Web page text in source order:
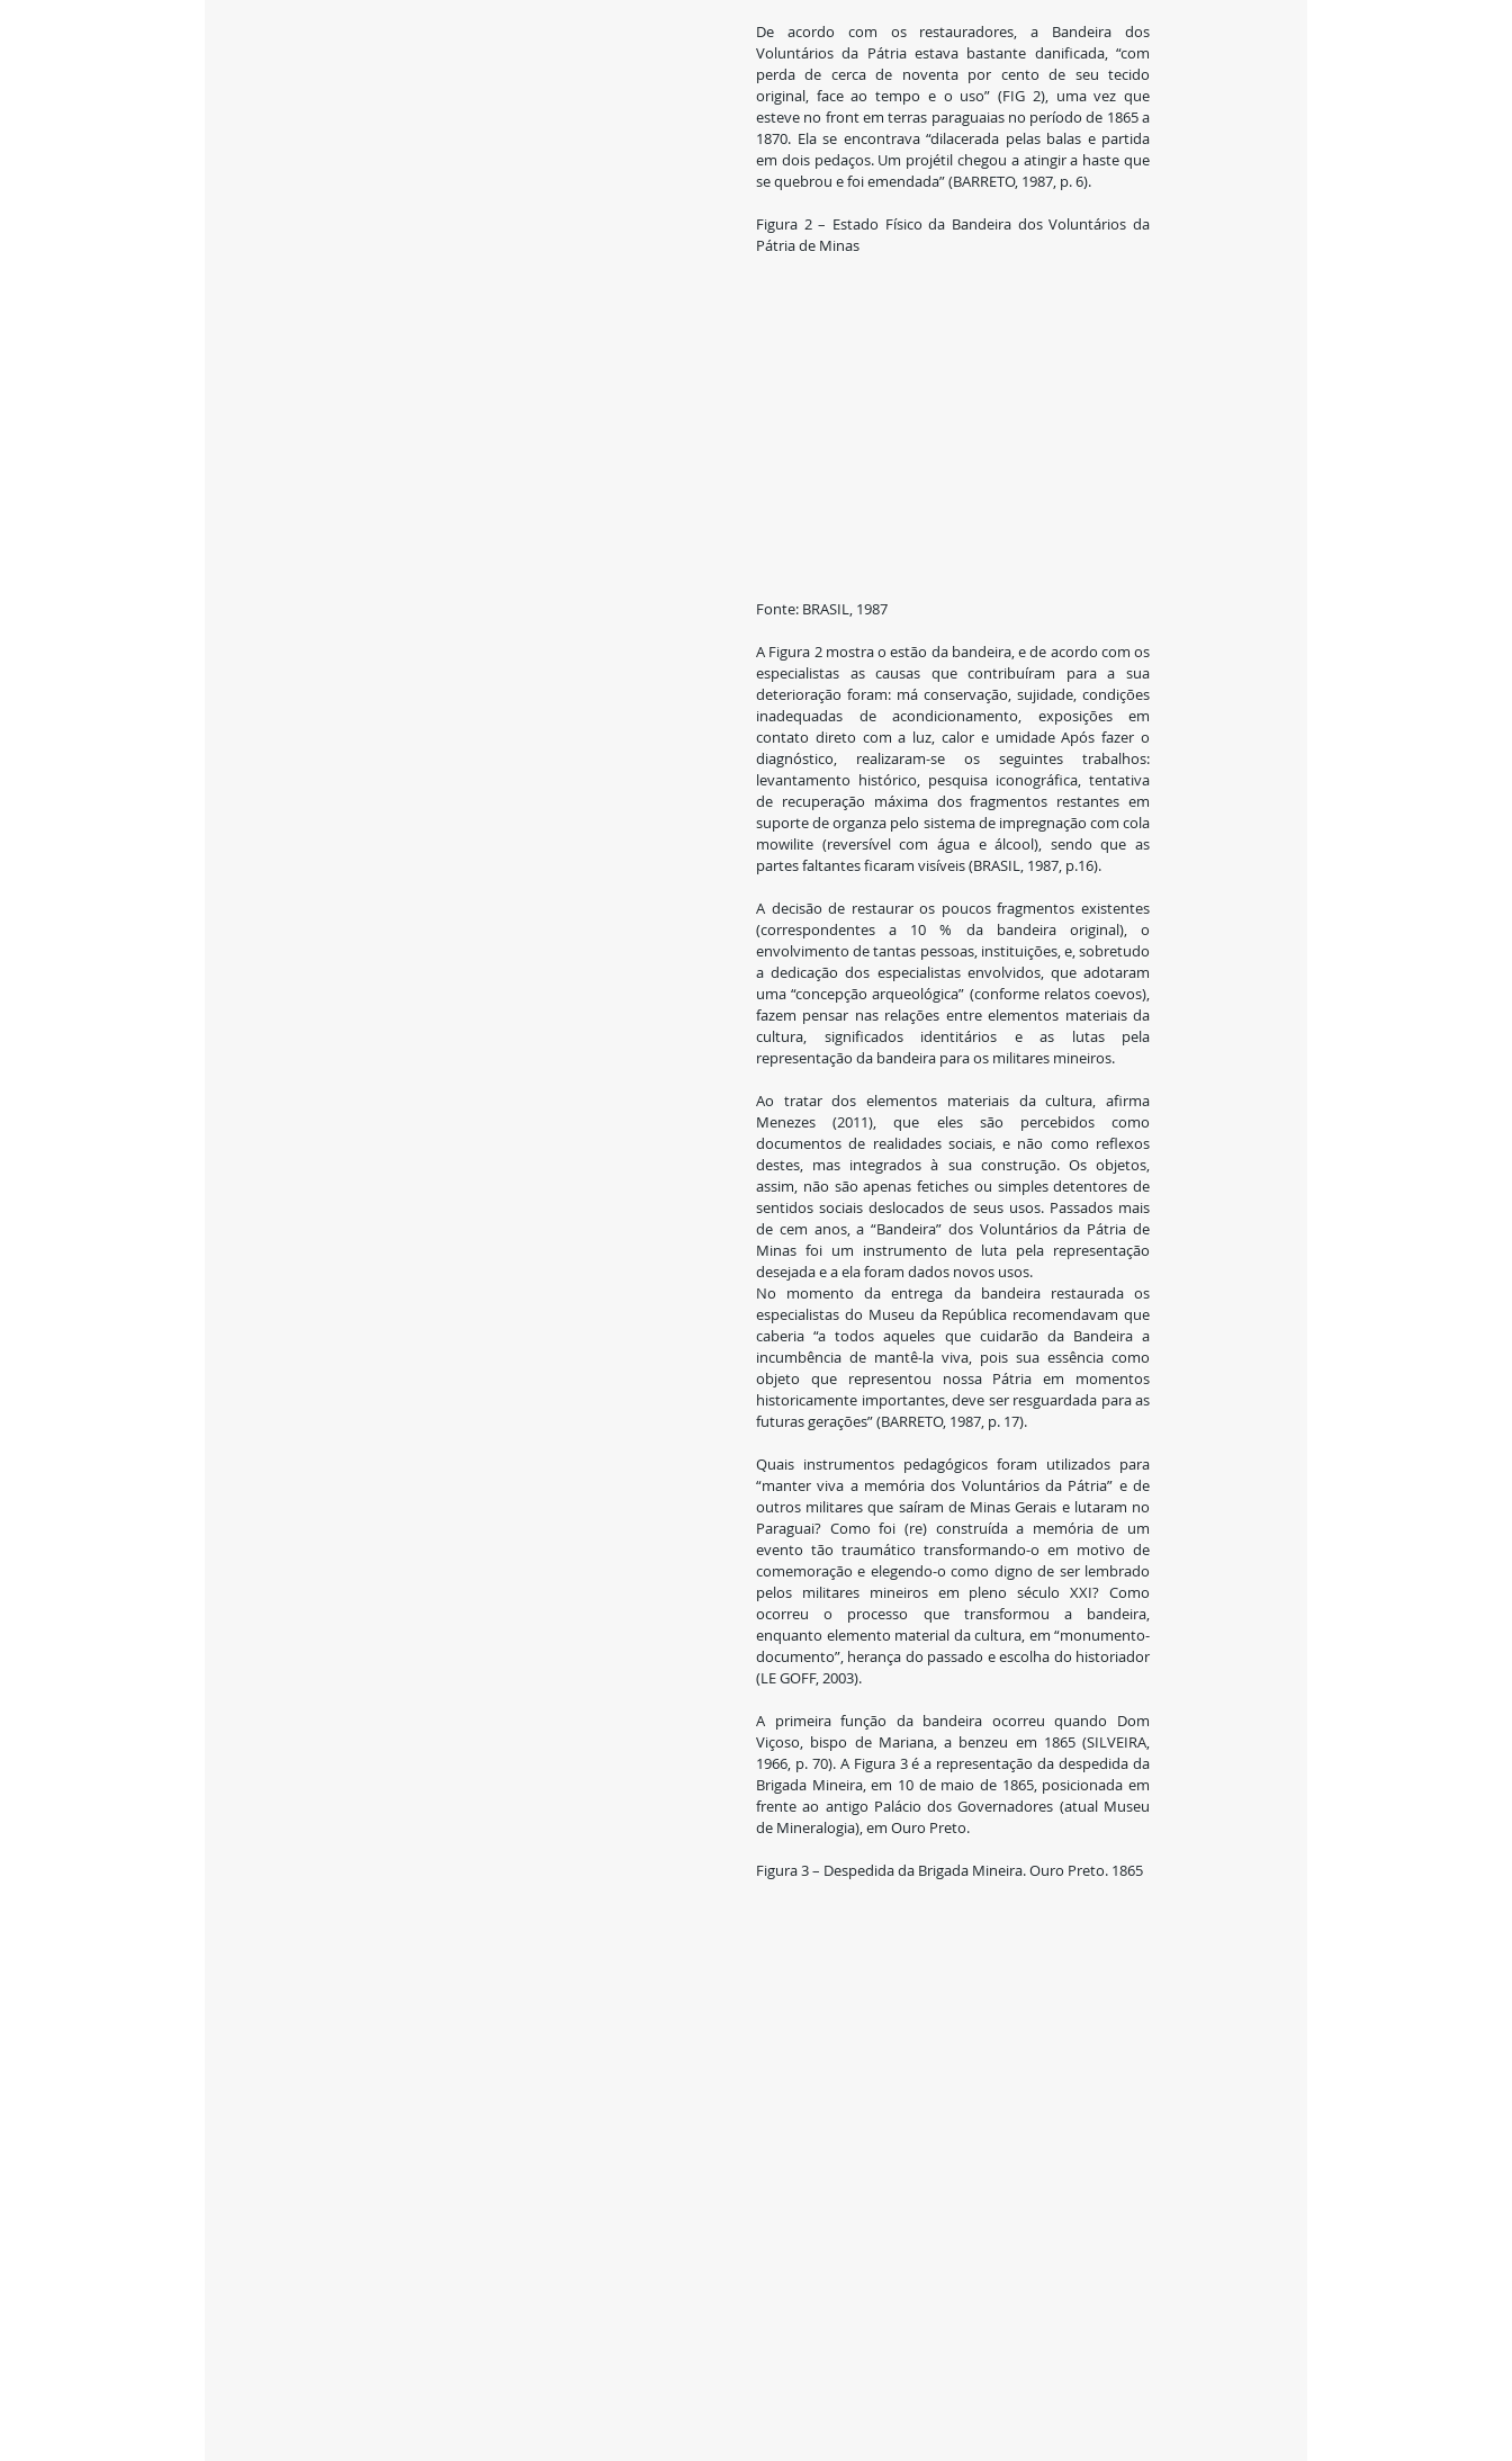
De acordo com os restauradores, a Bandeira dos
Voluntários da Pátria estava bastante danificada, “com
perda de cerca de noventa por cento de seu tecido
original, face ao tempo e o uso” (FIG 2), uma vez que
esteve no front em terras paraguaias no período de 1865 a
1870. Ela se encontrava “dilacerada pelas balas e partida
em dois pedaços. Um projétil chegou a atingir a haste que
se quebrou e foi emendada” (BARRETO, 1987, p. 6).
Figura 2 – Estado Físico da Bandeira dos Voluntários da
Pátria de Minas
Fonte: BRASIL, 1987
A Figura 2 mostra o estão da bandeira, e de acordo com os
especialistas as causas que contribuíram para a sua
deterioração foram: má conservação, sujidade, condições
inadequadas de acondicionamento, exposições em
contato direto com a luz, calor e umidade Após fazer o
diagnóstico, realizaram-se os seguintes trabalhos:
levantamento histórico, pesquisa iconográfica, tentativa
de recuperação máxima dos fragmentos restantes em
suporte de organza pelo sistema de impregnação com cola
mowilite (reversível com água e álcool), sendo que as
partes faltantes ficaram visíveis (BRASIL, 1987, p.16).
A decisão de restaurar os poucos fragmentos existentes
(correspondentes a 10 % da bandeira original), o
envolvimento de tantas pessoas, instituições, e, sobretudo
a dedicação dos especialistas envolvidos, que adotaram
uma “concepção arqueológica” (conforme relatos coevos),
fazem pensar nas relações entre elementos materiais da
cultura, significados identitários e as lutas pela
representação da bandeira para os militares mineiros.
Ao tratar dos elementos materiais da cultura, afirma
Menezes (2011), que eles são percebidos como
documentos de realidades sociais, e não como reflexos
destes, mas integrados à sua construção. Os objetos,
assim, não são apenas fetiches ou simples detentores de
sentidos sociais deslocados de seus usos. Passados mais
de cem anos, a “Bandeira” dos Voluntários da Pátria de
Minas foi um instrumento de luta pela representação
desejada e a ela foram dados novos usos.
No momento da entrega da bandeira restaurada os
especialistas do Museu da República recomendavam que
caberia “a todos aqueles que cuidarão da Bandeira a
incumbência de mantê-la viva, pois sua essência como
objeto que representou nossa Pátria em momentos
historicamente importantes, deve ser resguardada para as
futuras gerações” (BARRETO, 1987, p. 17).
Quais instrumentos pedagógicos foram utilizados para
“manter viva a memória dos Voluntários da Pátria” e de
outros militares que saíram de Minas Gerais e lutaram no
Paraguai? Como foi (re) construída a memória de um
evento tão traumático transformando-o em motivo de
comemoração e elegendo-o como digno de ser lembrado
pelos militares mineiros em pleno século XXI? Como
ocorreu o processo que transformou a bandeira,
enquanto elemento material da cultura, em “monumento-
documento”, herança do passado e escolha do historiador
(LE GOFF, 2003).
A primeira função da bandeira ocorreu quando Dom
Viçoso, bispo de Mariana, a benzeu em 1865 (SILVEIRA,
1966, p. 70). A Figura 3 é a representação da despedida da
Brigada Mineira, em 10 de maio de 1865, posicionada em
frente ao antigo Palácio dos Governadores (atual Museu
de Mineralogia), em Ouro Preto.
Figura 3 – Despedida da Brigada Mineira. Ouro Preto. 1865